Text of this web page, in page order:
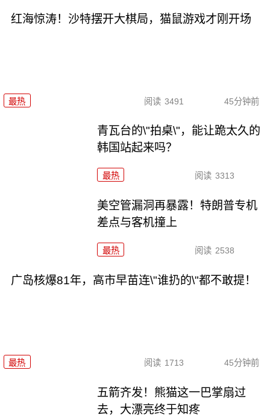
红海惊涛！沙特摆开大棋局，猫鼠游戏才刚开场
最热 阅读 3491 45分钟前
青瓦台的\"拍桌\"，能让跪太久的
韩国站起来吗？
最热 阅读 3313
美空管漏洞再暴露！特朗普专机
差点与客机撞上
最热 阅读 2538
广岛核爆81年，高市早苗连\"谁扔的\"都不敢提！
最热 阅读 1713 45分钟前
五箭齐发！熊猫这一巴掌扇过
去，大漂亮终于知疼